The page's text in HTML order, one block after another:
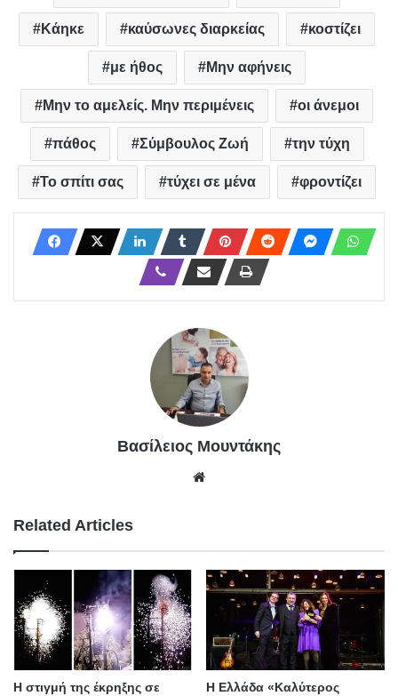
Κάηκε καύσωνες διαρκείας κοστίζει
με ήθος Μην αφήνεις
Μην το αμελείς. Μην περιμένεις οι άνεμοι
πάθος Σύμβουλος Ζωή την τύχη
Το σπίτι σας τύχει σε μένα φροντίζει
Βασίλειος Μουντάκης
Related Articles
Η στιγμή της έκρηξης σε
H Ελλάδα «Καλύτερος